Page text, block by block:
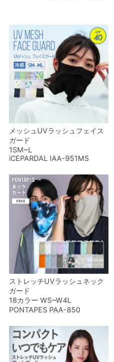
メッシュUVラッシュフェイス
ガード
1SM~L
iCEPARDAL IAA-951MS
ストレッチUVラッシュネック
ガード
18カラー WS~W4L
PONTAPES PAA-850